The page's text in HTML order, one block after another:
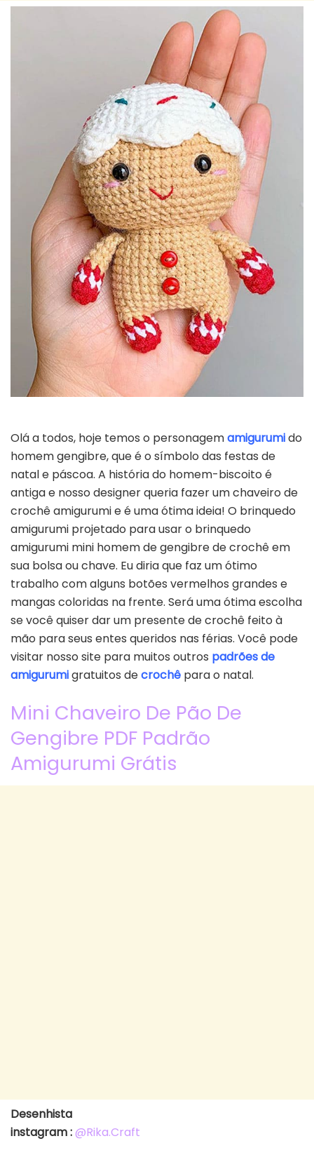
Olá a todos, hoje temos o personagemamigurumido
homem gengibre, que é o símbolo das festas de
natal e páscoa. A história do homem-biscoito é
antiga e nosso designer queria fazer um chaveiro de
crochê amigurumi e é uma ótima ideia! O brinquedo
amigurumi projetado para usar o brinquedo
amigurumi mini homem de gengibre de crochê em
sua bolsa ou chave. Eu diria que faz um ótimo
trabalho com alguns botões vermelhos grandes e
mangas coloridas na frente. Será uma ótima escolha
se você quiser dar um presente de crochê feito à
mão para seus entes queridos nas férias. Você pode
visitar nosso site para muitos outros padrões de
amigurumigratuitos decrochê para o natal.
Mini Chaveiro De Pão De
Gengibre PDF Padrão
Amigurumi Grátis
Desenhista
instagram :@Rika.Craft